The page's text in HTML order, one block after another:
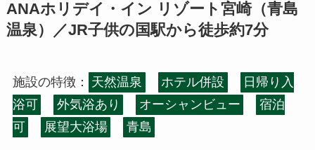
ANAホリデイ・イン リゾート宮崎（青島
温泉）／JR子供の国駅から徒歩約7分
施設の特徴： 天然温泉 ホテル併設
日帰り入
浴可
外気浴あり オーシャンビュー
宿泊
可
展望大浴場 青島